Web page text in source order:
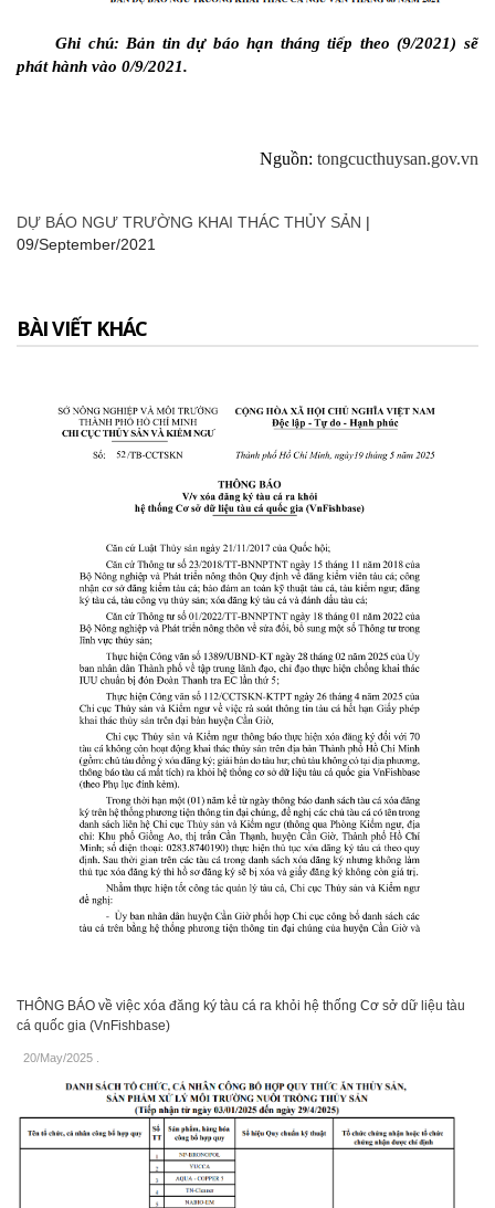
Ghi chú: Bản tin dự báo hạn tháng tiếp theo (9/2021) sẽ
phát hành vào 0/9/2021.
Nguồn: tongcucthuysan.gov.vn
DỰ BÁO NGƯ TRƯỜNG KHAI THÁC THỦY SẢN |
09/September/2021
BÀI VIẾT KHÁC
THÔNG BÁO về việc xóa đăng ký tàu cá ra khỏi hệ thống Cơ sở dữ liệu tàu
cá quốc gia (VnFishbase)
20/May/2025 .